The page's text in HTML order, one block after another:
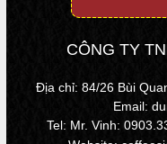
CÔNG TY
Địa chỉ: 84/26 Bùi
Email:
Tel: Mr. Vinh: